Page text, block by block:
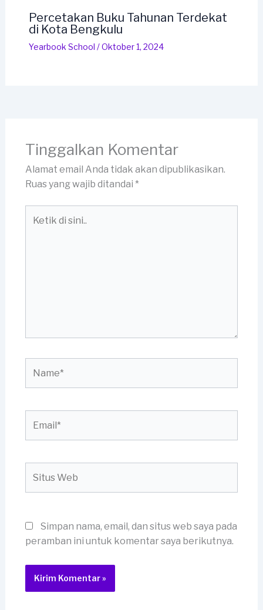
Percetakan Buku Tahunan Terdekat
di Kota Bengkulu
Yearbook School /Oktober 1, 2024
Tinggalkan Komentar
Alamat email Anda tidak akan dipublikasikan.
Ruas yang wajib ditandai *
Web
Simpan nama, email, dan situs web saya pada
peramban ini untuk komentar saya berikutnya.